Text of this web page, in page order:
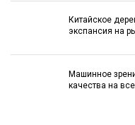
Китайское
экспансия на
Машинное
качества на